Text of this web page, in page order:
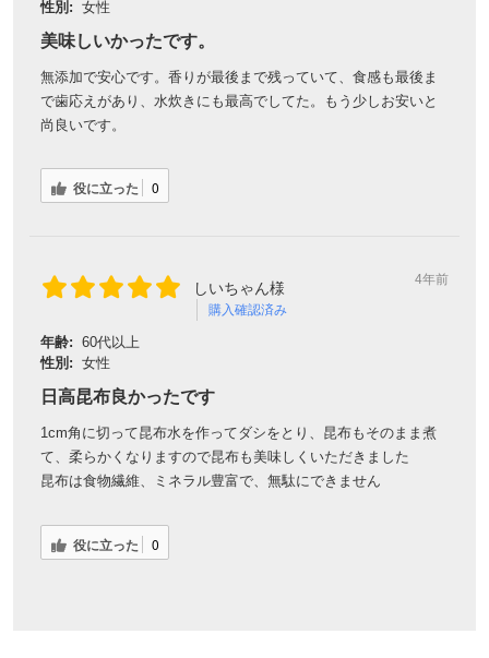
性別: 女性
美味しいかったです。
無添加で安心です。香りが最後まで残っていて、食感も最後ま
で歯応えがあり、水炊きにも最高でしてた。もう少しお安いと
尚良いです。
役に立った 0
しいちゃん様
購入確認済み
4年前
年齢: 60代以上
性別: 女性
日高昆布良かったです
1cm角に切って昆布水を作ってダシをとり、昆布もそのまま煮
て、柔らかくなりますので昆布も美味しくいただきました
昆布は食物繊維、ミネラル豊富で、無駄にできません
役に立った 0